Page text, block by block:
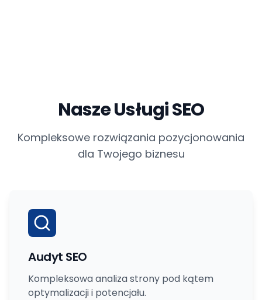
Nasze Usługi SEO
Kompleksowe rozwiązania pozycjonowania
dla Twojego biznesu
Audyt SEO
Kompleksowa analiza strony pod kątem
optymalizacji i potencjału.